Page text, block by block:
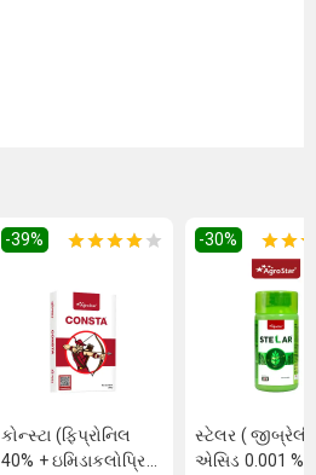
-39%
કોન્સ્ટા (ફિપ્રોનિલ
40% + ઇમિડાકલોપ્રિડ
-30%
સ્ટેલર ( જીબ્રેલીક
એસિડ 0.001 %) 1